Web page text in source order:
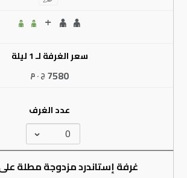
سعر الغرفة لـ 1 ليلة
7580 ج . م
عدد الغرف
غرفة إستاندرد مزدوجة مطلة